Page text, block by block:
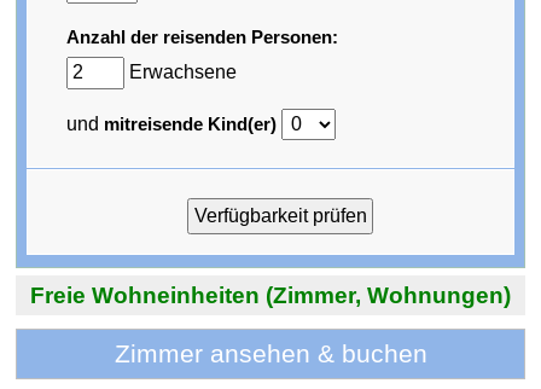
Anzahl der reisenden Personen:
Erwachsene
und mitreisende Kind(er)
Freie Wohneinheiten (Zimmer, Wohnungen)
Zimmer ansehen & buchen